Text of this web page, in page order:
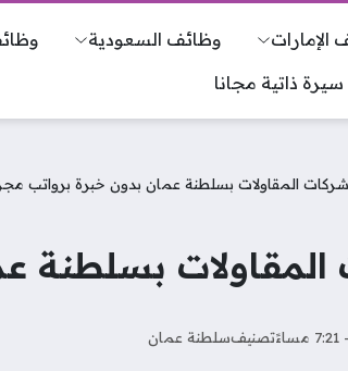
الإمارات وظائف السعودية
سيرة ذاتية مجانا
المقاولات بسلطنة عمان بدون خبرة برواتب
بسلطنة
تصنيفسلطنة عمان